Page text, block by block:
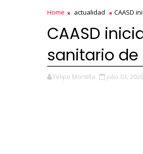
Home actualidad CAASD
CAASD
sanitario de
Felipe Montilla julio 03, 2026